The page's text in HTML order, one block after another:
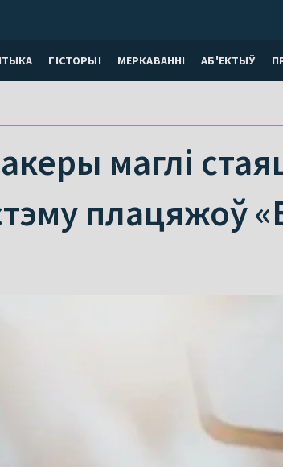
ГІСТОРЫІ МЕРКАВАННI АБ'ЕКТЫЎ
маглі
плацяжоў